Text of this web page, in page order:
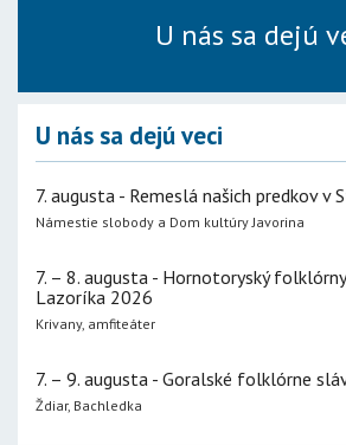
U nás sa dejú
U nás sa dejú veci
7. augusta - Remeslá našich predkov v
Námestie slobody a Dom kultúry Javorina
7. – 8. augusta - Hornotoryský
Lazoríka 2026
Krivany, amfiteáter
7. – 9. augusta - Goralské folklórne
Ždiar, Bachledka